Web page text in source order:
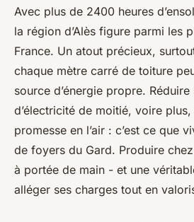
Comment
panneaux solaires
Fabien• 21/05/2026 20:55• 9 min de
Avec plus de 2400 heures
la région d’Alès figure parmi les
France. Un atout précieux,
chaque mètre carré de toiture
source d’énergie propre.
d’électricité de moitié, voire plus,
promesse en l’air : c’est ce que
de foyers du Gard. Produire
à portée de main - et une
alléger ses charges tout en